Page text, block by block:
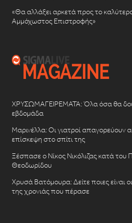
«Θα αλλάξει αρκετά προς το
Αμμόχωστος Επιστροφής»
ΧΡΥΣΩΜΑΓΕΙΡΕΜΑΤΑ: Όλα όσα θα
εβδομάδα
Μαρινέλλα: Οι γιατροί απαγορεύουν
επίσκεψη στο σπίτι της
Ξέσπασε ο Νίκος Νικόλιζας κατά του
Θεοδωρίδου
Χρυσά Βατόμουρα: Δείτε ποιες είναι
της χρονιάς που πέρασε